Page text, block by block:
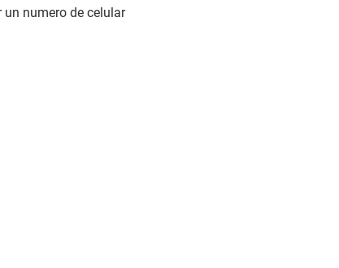
numero de celular